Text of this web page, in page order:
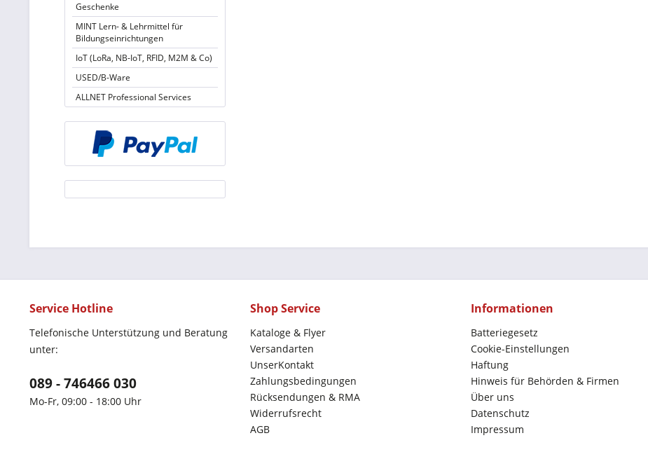
Geschenke
MINT Lern- & Lehrmittel für
Bildungseinrichtungen
IoT (LoRa, NB-IoT, RFID, M2M & Co)
USED/B-Ware
ALLNET Professional Services
Service Hotline
Telefonische Unterstützung und Beratung
unter:
089 - 746466 030
Mo-Fr, 09:00 - 18:00 Uhr
Shop Service
Kataloge & Flyer
Versandarten
UnserKontakt
Zahlungsbedingungen
Rücksendungen & RMA
Widerrufsrecht
AGB
Informationen
Batteriegesetz
Cookie-Einstellungen
Haftung
Hinweis für Behörden & Firmen
Über uns
Datenschutz
Impressum